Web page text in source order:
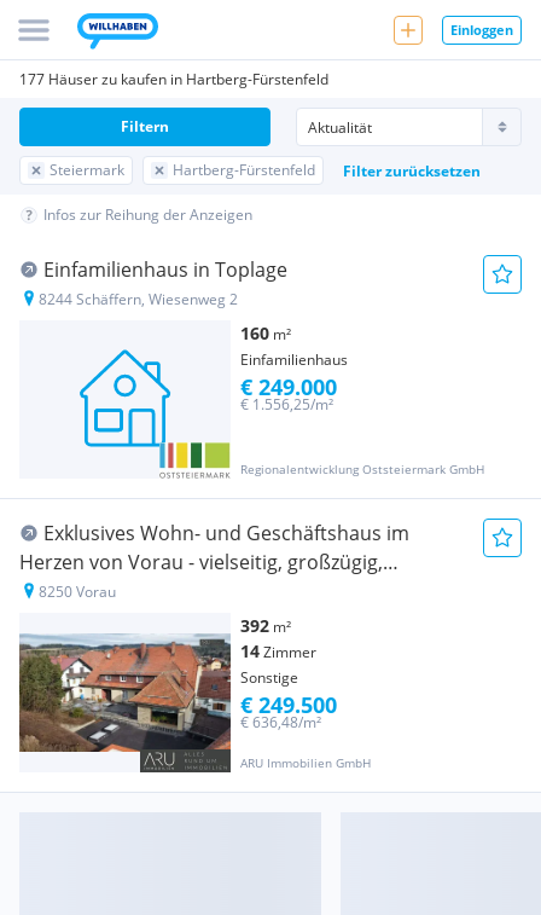
Einloggen
177 Häuser zu kaufen in Hartberg-Fürstenfeld
Steiermark Hartberg-Fürstenfeld Filter zurücksetzen
Filtern
Infos zur Reihung der Anzeigen
Einfamilienhaus in Toplage
8244 Schäffern, Wiesenweg 2
160 m²
Einfamilienhaus
Regionalentwicklung Oststeiermark GmbH
€ 1.556,25/m²
€ 249.000
Exklusives Wohn- und Geschäftshaus im
Herzen von Vorau - vielseitig, großzügig,
einzigartig
8250 Vorau
392 m²
14Zimmer
Sonstige
ARU Immobilien GmbH
€ 636,48/m²
€ 249.500